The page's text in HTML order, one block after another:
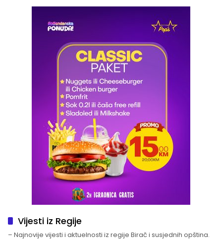
Vijesti iz Regije
– Najnovije vijesti i aktuelnosti iz regije Birač i susjednih opština.